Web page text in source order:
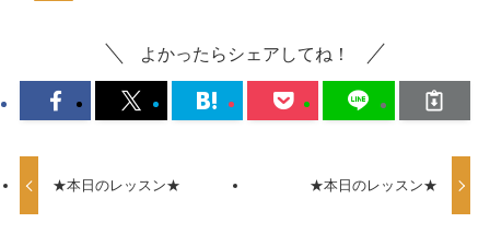
よかったらシェアしてね！
★本日のレッスン★ ★本日のレッスン★